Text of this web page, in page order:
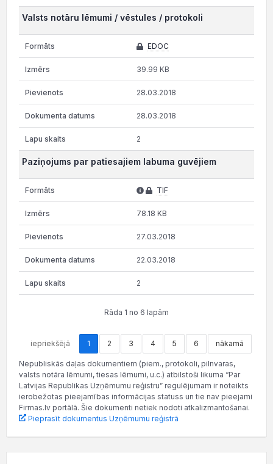
Valsts notāru lēmumi / vēstules / protokoli
EDOC
39.99 KB
28.03.2018
28.03.2018
2
Paziņojums par patiesajiem labuma guvējiem
TIF
78.18 KB
27.03.2018
22.03.2018
2
Rāda 1 no 6 lapām
iepriekšējā 1 2 3 4 5 6 nākamā
Nepubliskās daļas dokumentiem (piem., protokoli, pilnvaras,
valsts notāra lēmumi, tiesas lēmumi, u.c.) atbilstoši likuma “Par
Latvijas Republikas Uzņēmumu reģistru” regulējumam ir noteikts
ierobežotas pieejamības informācijas statuss un tie nav pieejami
Firmas.lv portālā. Šie dokumenti netiek nodoti atkalizmantošanai.
Pieprasīt dokumentus Uzņēmumu reģistrā